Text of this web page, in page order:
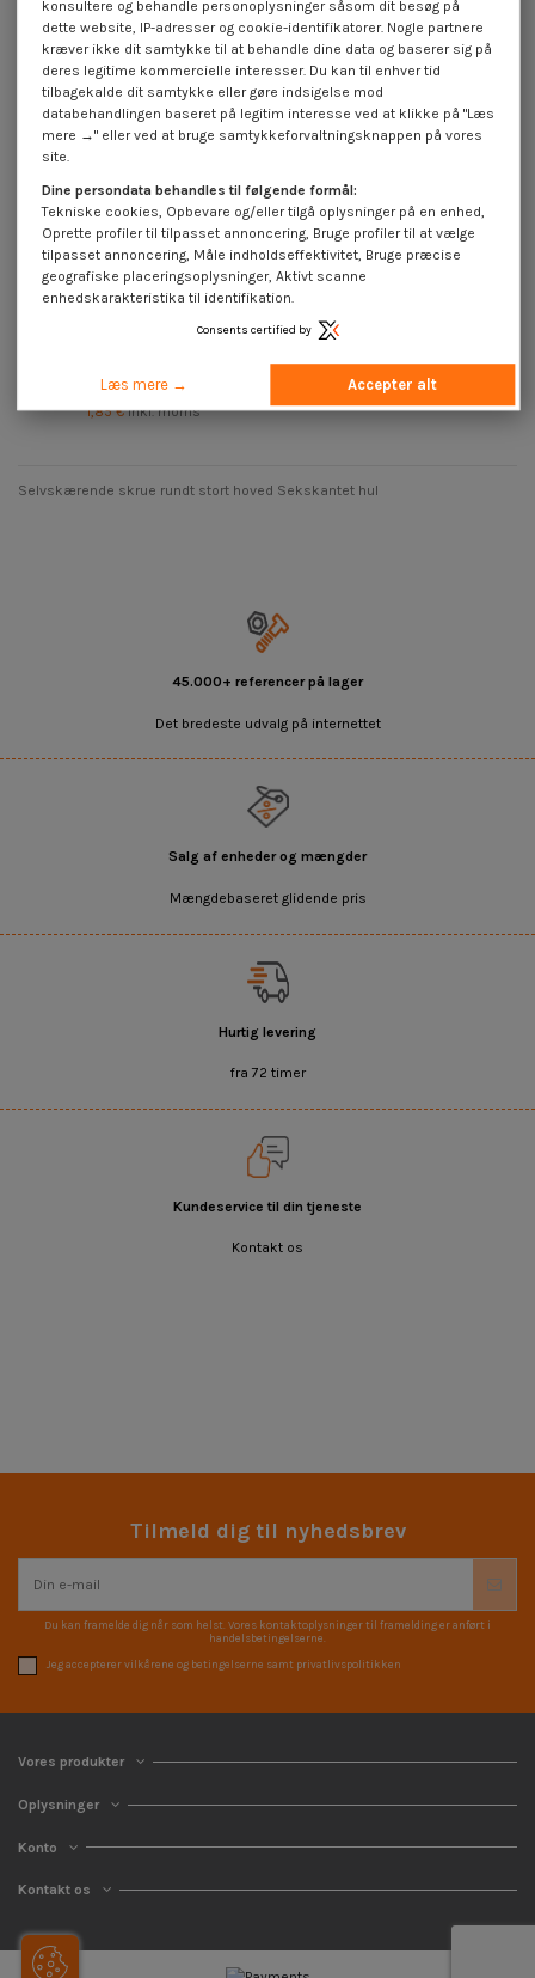
Messingbelagt stål
1,85 €inkl. moms
Selvskærende skrue rundt stort hoved Sekskantet hul
45.000+ referencer på lager
Det bredeste udvalg på internettet
Salg af enheder og mængder
Mængdebaseret glidende pris
Hurtig levering
fra 72 timer
Kundeservice til din tjeneste
Kontakt os
Tilmeld dig til nyhedsbrev
Du kan framelde dig når som helst. Vores kontaktoplysninger til framelding er anført i
handelsbetingelserne.
Jeg accepterer vilkårene og betingelserne samt privatlivspolitikken
Vores produkter
Oplysninger
Konto
Kontakt os
konsultere og behandle personoplysninger såsom dit besøg på
dette website, IP-adresser og cookie-identifikatorer. Nogle partnere
kræver ikke dit samtykke til at behandle dine data og baserer sig på
deres legitime kommercielle interesser. Du kan til enhver tid
tilbagekalde dit samtykke eller gøre indsigelse mod
databehandlingen baseret på legitim interesse ved at klikke på "Læs
mere →" eller ved at bruge samtykkeforvaltningsknappen på vores
site.
Dine persondata behandles til følgende formål:
Tekniske cookies, Opbevare og/eller tilgå oplysninger på en enhed,
Oprette profiler til tilpasset annoncering, Bruge profiler til at vælge
tilpasset annoncering, Måle indholdseffektivitet, Bruge præcise
geografiske placeringsoplysninger, Aktivt scanne
enhedskarakteristika til identifikation.
Consents certified by
Læs mere → Accepter alt